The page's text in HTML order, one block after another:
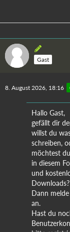
Gast
8. August 2026, 18:16
Hallo Gast,
gefällt dir
willst du
schreiben,
möchtest
in diesem
und
Downloads?
Dann
an.
Hast du